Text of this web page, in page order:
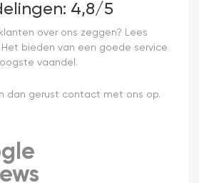
4,8/5
over ons zeggen? Lees
bieden van een goede service
vaandel.
dan gerust contact met ons op.